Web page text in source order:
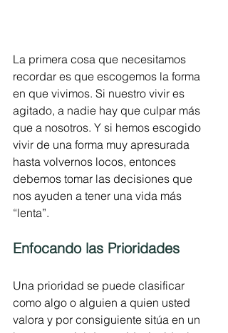
La primera cosa que necesitamos
recordar es que escogemos la forma
en que vivimos. Si nuestro vivir es
agitado, a nadie hay que culpar más
que a nosotros. Y si hemos escogido
vivir de una forma muy apresurada
hasta volvernos locos, entonces
debemos tomar las decisiones que
nos ayuden a tener una vida más
“lenta”.
Enfocando las Prioridades
Una prioridad se puede clasificar
como algo o alguien a quien usted
valora y por consiguiente sitúa en un